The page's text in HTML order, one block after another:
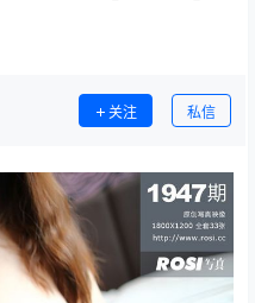
关注 私信